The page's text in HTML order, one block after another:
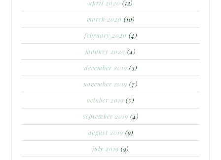
april 2020 (12)
march 2020 (10)
february 2020 (4)
january 2020 (4)
december 2019 (3)
november 2019 (7)
october 2019 (5)
september 2019 (4)
august 2019 (9)
july 2019 (9)